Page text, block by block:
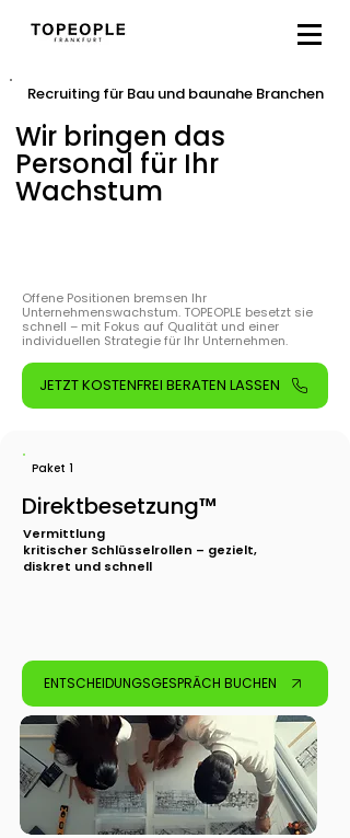
Recruiting für Bau und baunahe Branchen
Wir bringen das
Personal für Ihr
Wachstum
Offene Positionen bremsen Ihr
Unternehmenswachstum. TOPEOPLE besetzt sie
schnell – mit Fokus auf Qualität und einer
individuellen Strategie für Ihr Unternehmen.
JETZT KOSTENFREI BERATEN LASSEN
Paket 1
Direktbesetzung™
Vermittlung
kritischer Schlüsselrollen – gezielt,
diskret und schnell
ENTSCHEIDUNGSGESPRÄCH BUCHEN